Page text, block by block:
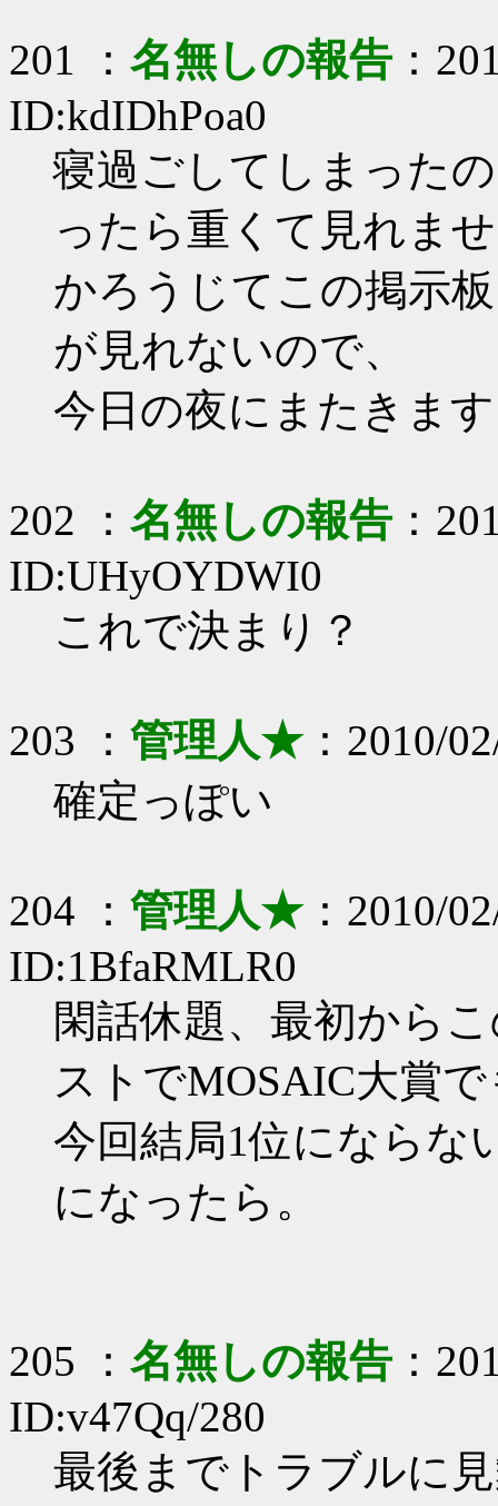
201 ： 名無しの報告 ：
ID:kdIDhPoa0
寝過ごしてしまった
ったら重くて見れま
かろうじてこの掲示
が見れないので、
今日の夜にまたきま
202 ： 名無しの報告 ：
ID:UHyOYDWI0
これで決まり？
203 ： 管理人★：2010/
確定っぽい
204 ： 管理人★：2010/
ID:1BfaRMLR0
閑話休題、最初から
ストでMOSAIC大賞
今回結局1位にならな
になったら。
205 ： 名無しの報告 ：
ID:v47Qq/280
最後までトラブルに